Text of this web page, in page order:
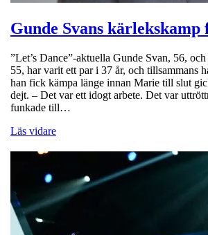
Gunde Svans
”Let’s Dance”-aktuella Gunde Svan, 56,
55, har varit ett par i 37 år, och tillsammans
han fick kämpa länge innan Marie till slut
dejt. – Det var ett idogt arbete. Det var
funkade till…
Läs vidare